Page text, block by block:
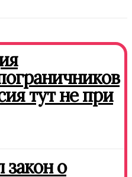
тут не при
закон о